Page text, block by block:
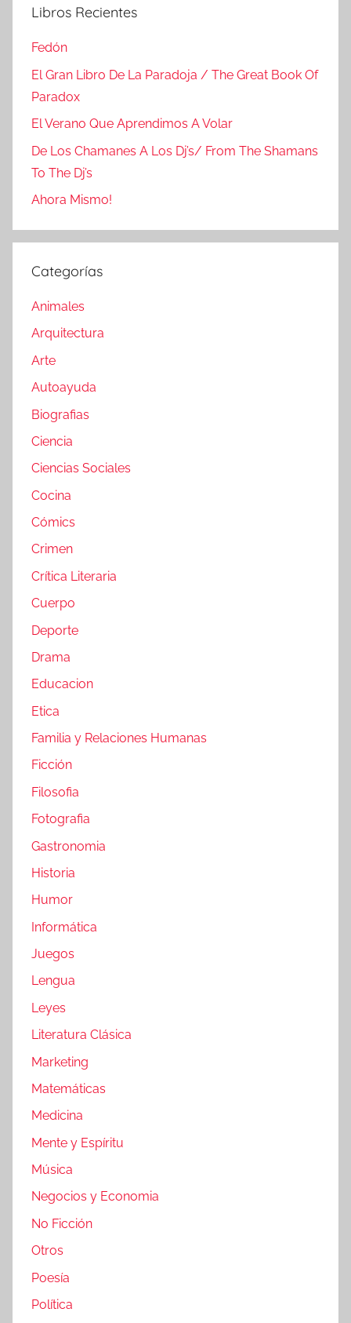
Libros Recientes
Fedón
El Gran Libro De La Paradoja / The Great Book Of
Paradox
El Verano Que Aprendimos A Volar
De Los Chamanes A Los Dj’s/ From The Shamans
To The Dj’s
Ahora Mismo!
Categorías
Animales
Arquitectura
Arte
Autoayuda
Biografias
Ciencia
Ciencias Sociales
Cocina
Cómics
Crimen
Crítica Literaria
Cuerpo
Deporte
Drama
Educacion
Etica
Familia y Relaciones Humanas
Ficción
Filosofia
Fotografia
Gastronomia
Historia
Humor
Informática
Juegos
Lengua
Leyes
Literatura Clásica
Marketing
Matemáticas
Medicina
Mente y Espíritu
Música
Negocios y Economia
No Ficción
Otros
Poesía
Política